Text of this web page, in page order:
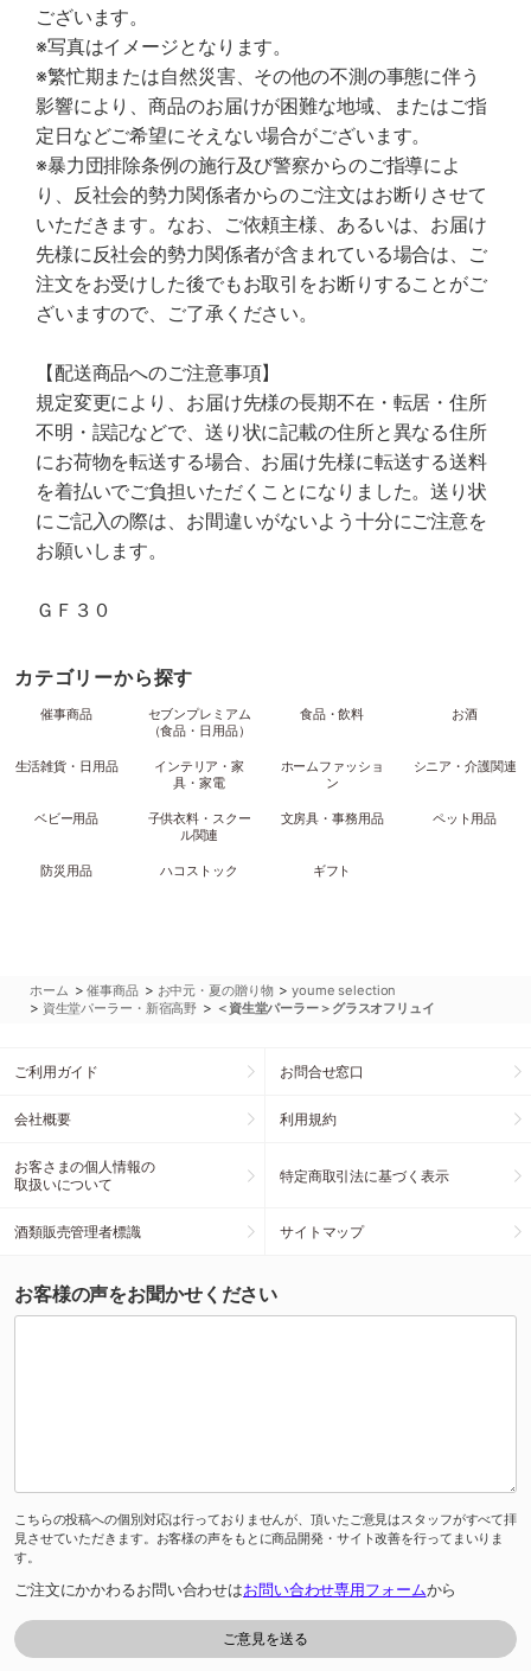
ございます。
※写真はイメージとなります。
※繁忙期または自然災害、その他の不測の事態に伴う
影響により、商品のお届けが困難な地域、またはご指
定日などご希望にそえない場合がございます。
※暴力団排除条例の施行及び警察からのご指導によ
り、反社会的勢力関係者からのご注文はお断りさせて
いただきます。なお、ご依頼主様、あるいは、お届け
先様に反社会的勢力関係者が含まれている場合は、ご
注文をお受けした後でもお取引をお断りすることがご
ざいますので、ご了承ください。
【配送商品へのご注意事項】
規定変更により、お届け先様の長期不在・転居・住所
不明・誤記などで、送り状に記載の住所と異なる住所
にお荷物を転送する場合、お届け先様に転送する送料
を着払いでご負担いただくことになりました。送り状
にご記入の際は、お間違いがないよう十分にご注意を
お願いします。
ＧＦ３０
カテゴリーから探す
催事商品
セブンプレミアム
（食品・日用品）
食品・飲料 お酒
生活雑貨・日用品
インテリア・家
具・家電
ホームファッショ
ン
シニア・介護関連
ベビー用品
子供衣料・スクー
ル関連
文房具・事務用品 ペット用品
防災用品 ハコストック ギフト
ホーム >催事商品 > お中元・夏の贈り物 >youme selection
> 資生堂パーラー・新宿高野 > ＜資生堂パーラー＞グラスオフリュイ
ご利用ガイド お問合せ窓口
会社概要 利用規約
お客さまの個人情報の
取扱いについて
特定商取引法に基づく表示
酒類販売管理者標識 サイトマップ
お客様の声をお聞かせください
こちらの投稿への個別対応は行っておりませんが、頂いたご意見はスタッフがすべて拝
見させていただきます。お客様の声をもとに商品開発・サイト改善を行ってまいりま
す。
ご注文にかかわるお問い合わせはお問い合わせ専用フォームから